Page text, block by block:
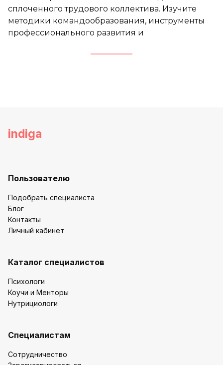
сплоченного трудового коллектива. Изучите
методики командообразования, инструменты
профессионального развития и
indiga
Пользователю
Подобрать специалиста
Блог
Контакты
Личный кабинет
Каталог специалистов
Психологи
Коучи и Менторы
Нутрициологи
Специалистам
Сотрудничество